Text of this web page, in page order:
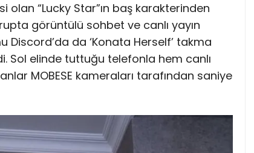
“Lucky Star”ın baş karakterinden
görüntülü sohbet ve canlı yayın
da ‘Konata Herself’ takma
Sol elinde tuttuğu telefonla hem canlı
MOBESE kameraları tarafından saniye